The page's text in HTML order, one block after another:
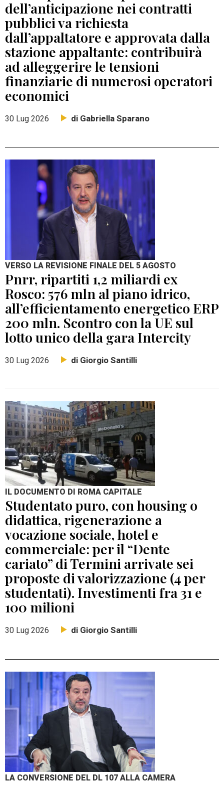
dell’anticipazione nei contratti
pubblici va richiesta
dall’appaltatore e approvata dalla
stazione appaltante: contribuirà
ad alleggerire le tensioni
finanziarie di numerosi operatori
economici
30 Lug 2026 di Gabriella Sparano
VERSO LA REVISIONE FINALE DEL 5 AGOSTO
Pnrr, ripartiti 1,2 miliardi ex
Rosco: 576 mln al piano idrico,
all’efficientamento energetico ERP
200 mln. Scontro con la UE sul
lotto unico della gara Intercity
30 Lug 2026 di Giorgio Santilli
IL DOCUMENTO DI ROMA CAPITALE
Studentato puro, con housing o
didattica, rigenerazione a
vocazione sociale, hotel e
commerciale: per il “Dente
cariato” di Termini arrivate sei
proposte di valorizzazione (4 per
studentati). Investimenti fra 31 e
100 milioni
30 Lug 2026 di Giorgio Santilli
LA CONVERSIONE DEL DL 107 ALLA CAMERA